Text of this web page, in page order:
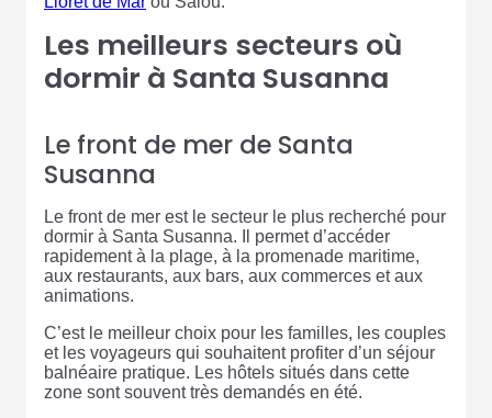
Les meilleurs secteurs où
dormir à Santa Susanna
Le front de mer de Santa
Susanna
Le front de mer est le secteur le plus recherché pour
dormir à Santa Susanna. Il permet d’accéder
rapidement à la plage, à la promenade maritime,
aux restaurants, aux bars, aux commerces et aux
animations.
C’est le meilleur choix pour les familles, les couples
et les voyageurs qui souhaitent profiter d’un séjour
balnéaire pratique. Les hôtels situés dans cette
zone sont souvent très demandés en été.